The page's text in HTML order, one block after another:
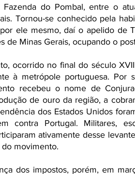
do Pombal, entre o
Tornou-se conhecido pela
ele mesmo, daí o apelido de
de Minas Gerais, ocupando o
à metrópole portuguesa. Por
recebeu o nome de
de ouro da região, a
dos Estados Unidos
contra Portugal. Militares,
ativamente desse
movimento.